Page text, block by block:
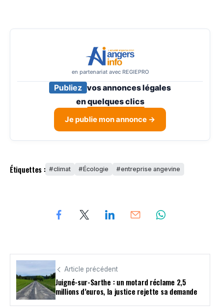
en partenariat avec REGIEPRO
Publiez vos annonces légales
enquelques clics
Je publie mon annonce →
Étiquettes : climat Écologie entreprise angevine
Article précédent
Juigné-sur-Sarthe : un motard réclame 2,5
millions d’euros, la justice rejette sa demande